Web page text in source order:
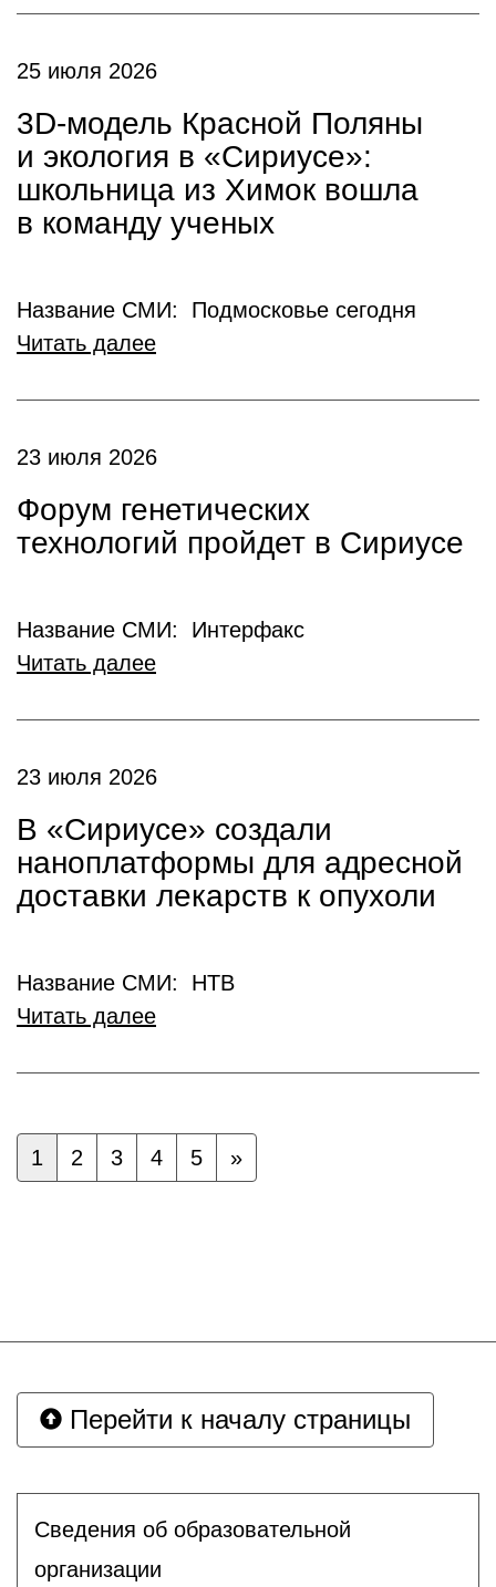
25 июля 2026
3D-модель Красной Поляны
и экология в «Сириусе»:
школьница из Химок вошла
в команду ученых
Название СМИ: Подмосковье сегодня
Читать далее
23 июля 2026
Форум генетических
технологий пройдет в Сириусе
Название СМИ: Интерфакс
Читать далее
23 июля 2026
В «Сириусе» создали
наноплатформы для адресной
доставки лекарств к опухоли
Название СМИ: НТВ
Читать далее
1 2 3 4 5 »
Перейти к началу страницы
Сведения об образовательной
организации